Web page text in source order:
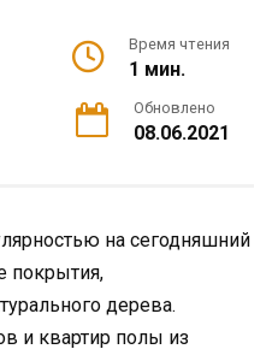
Время чтения
1 мин.
Обновлено
08.06.2021
на сегодняшний
покрытия,
дерева.
и квартир полы из